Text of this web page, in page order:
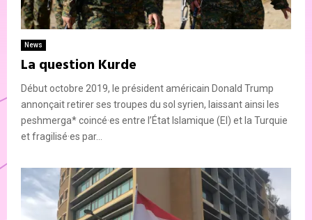
News
La question Kurde
Début octobre 2019, le président américain Donald Trump
annonçait retirer ses troupes du sol syrien, laissant ainsi les
peshmerga* coincé·es entre l’État Islamique (EI) et la Turquie
et fragilisé·es par...